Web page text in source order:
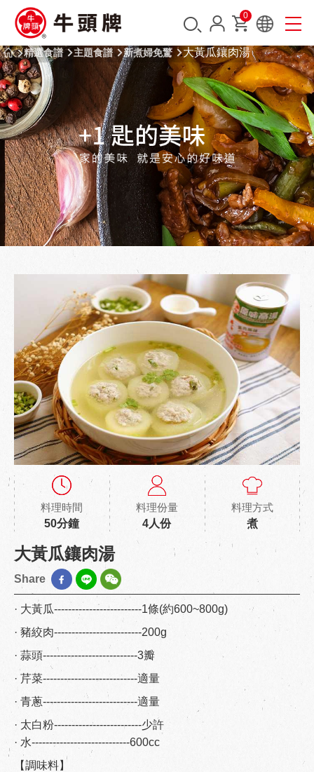
0
精選食譜 主題食譜 新煮婦免驚 大黃瓜鑲肉湯
料理時間
50分鐘
料理份量
4人份
料理方式
煮
大黃瓜鑲肉湯
Share
· 大黃瓜-------------------------1條(約600~800g)
· 豬絞肉-------------------------200g
· 蒜頭---------------------------3瓣
· 芹菜---------------------------適量
· 青蔥---------------------------適量
· 太白粉-------------------------少許
· 水----------------------------600cc
【調味料】